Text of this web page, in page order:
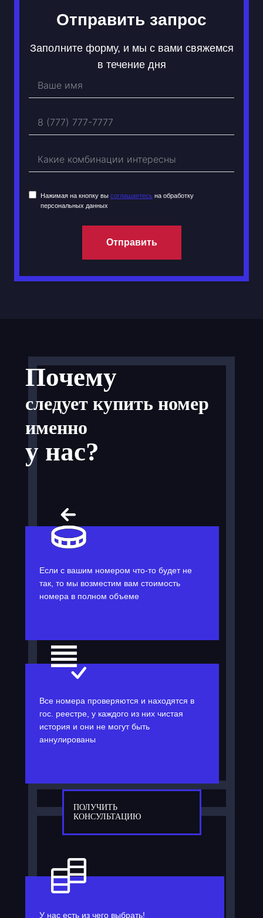
Отправить запрос
Заполните форму, и мы с вами свяжемся
в течение дня
Нажимая на кнопку вы соглашаетесь на обработку
персональных данных
Отправить
Почему
следует купить номер
именно
у нас?
Если с вашим номером что-то будет не
так, то мы возместим вам стоимость
номера в полном объеме
Все номера проверяются и находятся в
гос. реестре, у каждого из них чистая
история и они не могут быть
аннулированы
ПОЛУЧИТЬ
КОНСУЛЬТАЦИЮ
У нас есть из чего выбрать!